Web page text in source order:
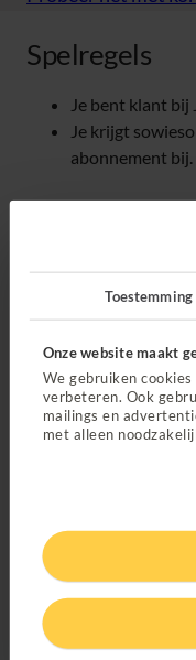
Toestemming
Onze website maakt
We gebruiken
verbeteren. Ook
mailings en
met alleen
Spelregels
Je bent klant bij
Je krijgt
abonnement bij.